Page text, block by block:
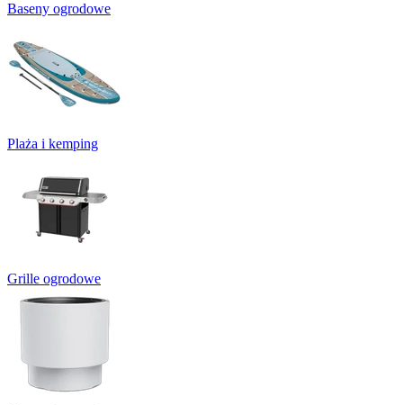
Baseny ogrodowe
Plaża i kemping
Grille ogrodowe